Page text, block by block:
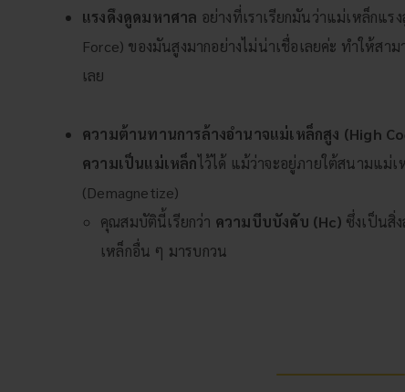
แรงดึงดูดมหาศาล อย่างที่เราเรียกมันว่าแม่เหล็กแ
Force) ของมันสูงมากอย่างไม่น่าเชื่อเลยค่ะ ทำให้
เลย
ความต้านทานการล้างอำนาจแม่เหล็กสูง (High
ความเป็นแม่เหล็กไว้ได้ แม้ว่าจะอยู่ภายใต้สนามแม่
(Demagnetize)
คุณสมบัตินี้เรียกว่า ความบีบบังคับ (Hc​) ซึ่งเป็นสิ่
เหล็กอื่น ๆ มารบกวน